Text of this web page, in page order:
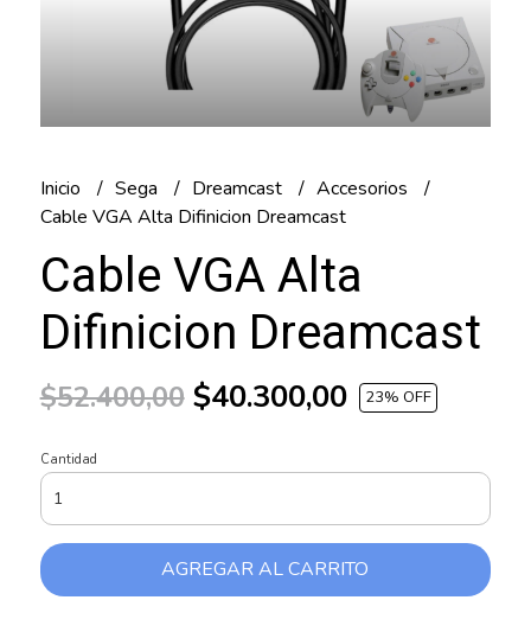
Inicio Sega Dreamcast
Accesorios
Cable VGA Alta Difinicion Dreamcast
Cable VGA Alta
Difinicion Dreamcast
$52.400,00$40.300,00 23% OFF
Cantidad
AGREGAR AL CARRITO